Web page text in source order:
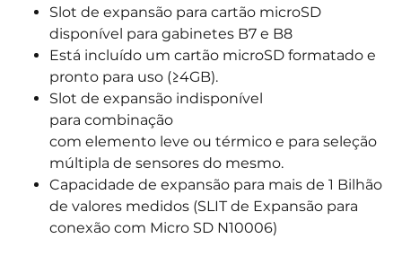
Slot de expansão para cartão microSD
disponível para gabinetes B7 e B8
Está incluído um cartão microSD formatado e
pronto para uso (≥4GB).
Slot de expansão indisponível
para combinação
com elemento leve ou térmico e para seleção
múltipla de sensores do mesmo.
Capacidade de expansão para mais de 1 Bilhão
de valores medidos (SLIT de Expansão para
conexão com Micro SD N10006)